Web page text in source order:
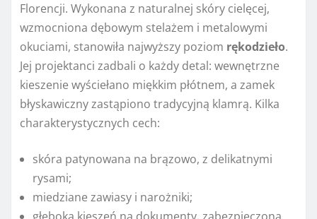
Florencji. Wykonana z naturalnej skóry cielęcej,
wzmocniona dębowym stelażem i metalowymi
okuciami, stanowiła najwyższy poziom rękodzieło.
Jej projektanci zadbali o każdy detal: wewnętrzne
kieszenie wyściełano miękkim płótnem, a zamek
błyskawiczny zastąpiono tradycyjną klamrą. Kilka
charakterystycznych cech:
skóra patynowana na brązowo, z delikatnymi
rysami;
miedziane zawiasy i narożniki;